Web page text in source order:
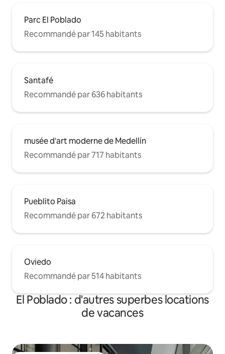
Parc El Poblado
Recommandé par 145 habitants
Santafé
Recommandé par 636 habitants
musée d'art moderne de Medellín
Recommandé par 717 habitants
Pueblito Paisa
Recommandé par 672 habitants
Oviedo
Recommandé par 514 habitants
El Poblado : d'autres superbes locations
de vacances